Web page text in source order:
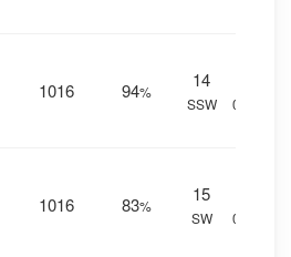
1016 94%
14
SSW
0 mm.
1016 83%
15
SW
0 mm.